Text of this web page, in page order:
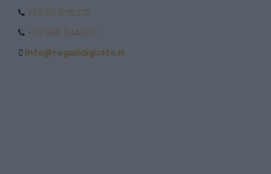
+39 011 9715272
+39 380 6441674
info@regalidigusto.it